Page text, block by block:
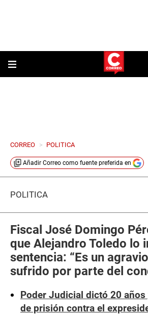
CORREO > POLITICA
Añadir Correo como fuente preferida en
POLÍTICA
Fiscal José Domingo
que Alejandro Toledo lo
sentencia: “Es un
sufrido por parte del
Poder Judicial dictó 20 años
de prisión contra el